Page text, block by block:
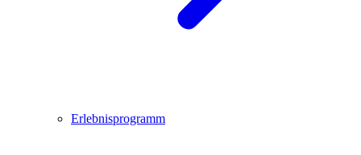
Erlebnisprogramm